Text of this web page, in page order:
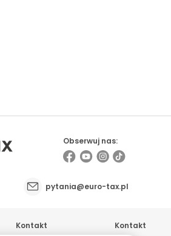
pytania@euro-tax.pl
Obserwuj nas:
Kontakt Kontakt